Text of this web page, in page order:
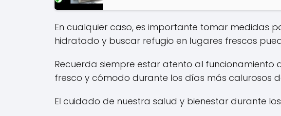
En cualquier caso, es importante tomar medidas
hidratado y buscar refugio en lugares frescos
Recuerda siempre estar atento al
fresco y cómodo durante los días más calurosos
El cuidado de nuestra salud y bienestar durante